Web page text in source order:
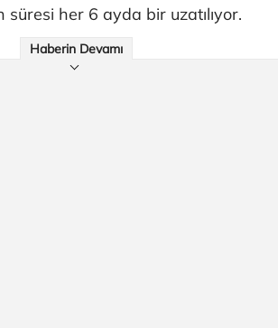
süresi her 6 ayda bir uzatılıyor.
Haberin Devamı